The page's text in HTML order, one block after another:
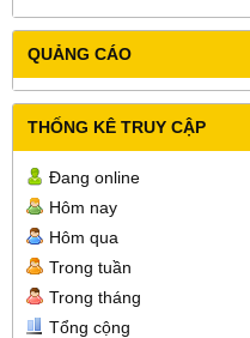
QUẢNG CÁO
THỐNG KÊ TRUY CẬP
Đang online
Hôm nay
Hôm qua
Trong tuần
Trong tháng
Tổng cộng